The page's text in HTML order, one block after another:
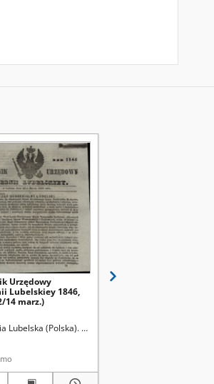
Urzędowy
Lubelskiey 1846,
14 marz.)
Lubelska (Polska). Rząd Gubernialny.